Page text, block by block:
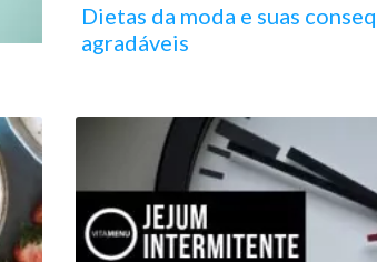
Dietas da moda e suas
agradáveis